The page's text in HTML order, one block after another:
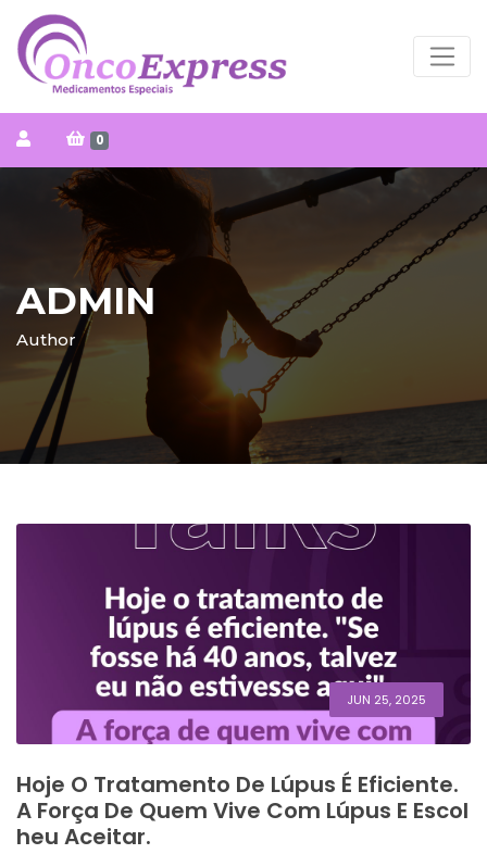
0
ADMIN
Author
JUN 25, 2025
Hoje O Tratamento De Lúpus É Eficiente.
A Força De Quem Vive Com Lúpus E Escol
Heu Aceitar.